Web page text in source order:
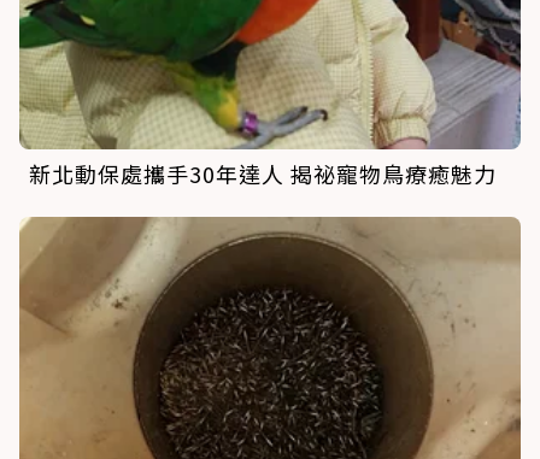
新北動保處攜手30年達人 揭祕寵物鳥療癒魅力